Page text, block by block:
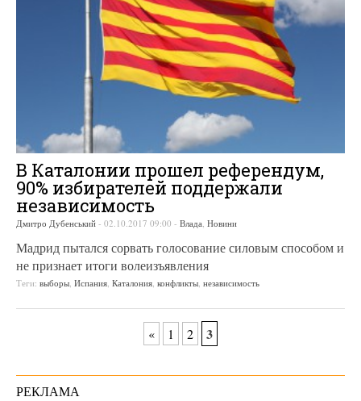
В Каталонии прошел референдум,
90% избирателей поддержали
независимость
Дмитро Дубенський - 02.10.2017 09:00 - Влада, Новини
Мадрид пытался сорвать голосование силовым способом и
не признает итоги волеизъявления
Теги: выборы, Испания, Каталония, конфликты, независимость
« 1 2 3
РЕКЛАМА